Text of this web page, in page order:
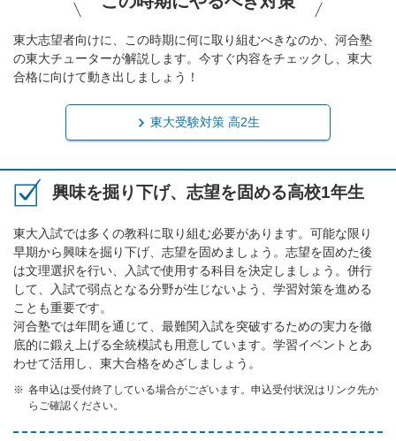
東大志望者向けに、この時期に何に取り組むべきなのか、河合塾
の東大チューターが解説します。今すぐ内容をチェックし、東大
合格に向けて動き出しましょう！
東大受験対策 高2生
興味を掘り下げ、志望を固める高校1年生
東大入試では多くの教科に取り組む必要があります。可能な限り
早期から興味を掘り下げ、志望を固めましょう。志望を固めた後
は文理選択を行い、入試で使用する科目を決定しましょう。併行
して、入試で弱点となる分野が生じないよう、学習対策を進める
ことも重要です。
河合塾では年間を通じて、最難関入試を突破するための実力を徹
底的に鍛え上げる全統模試も用意しています。学習イベントとあ
わせて活用し、東大合格をめざしましょう。
各申込は受付終了している場合がございます。申込受付状況はリンク先か
らご確認ください。